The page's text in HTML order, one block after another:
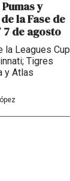
y
la Fase de
7 de agosto
la Leagues Cup
Tigres
y Atlas